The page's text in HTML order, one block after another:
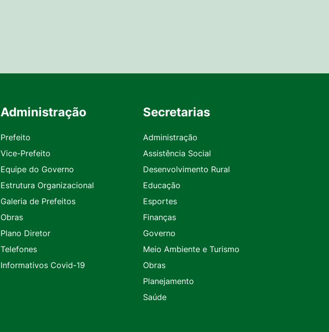
Administração
Prefeito
Vice-Prefeito
Equipe do Governo
Estrutura Organizacional
Galeria de Prefeitos
Obras
Plano Diretor
Telefones
Informativos Covid-19
Secretarias
Administração
Assistência Social
Desenvolvimento Rural
Educação
Esportes
Finanças
Governo
Meio Ambiente e Turismo
Obras
Planejamento
Saúde